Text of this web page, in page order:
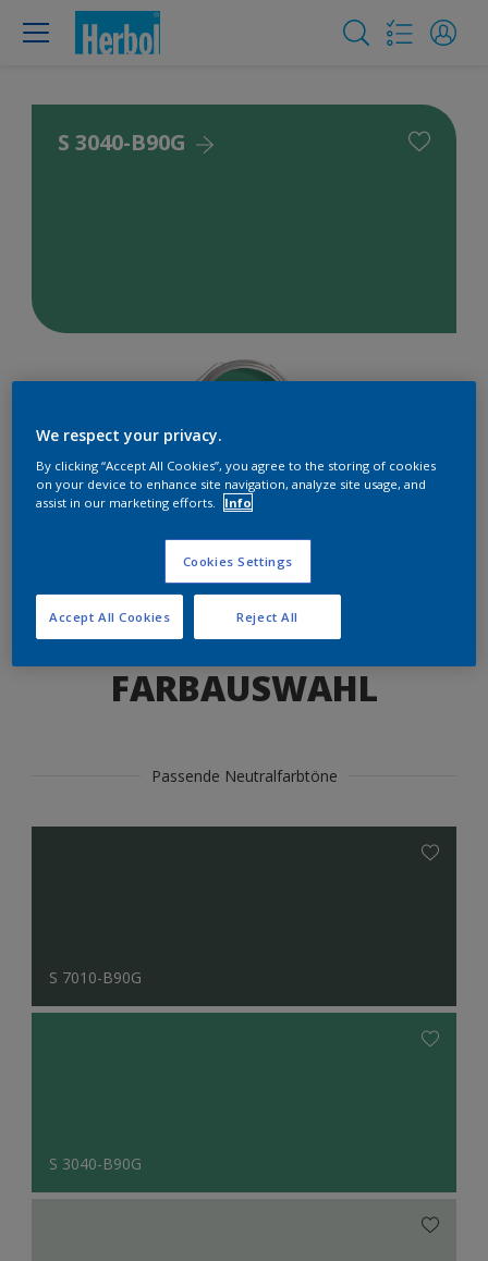
S 3040-B90G
Produkte in diesem Farbton finden
LOS GEHTS
FARBAUSWAHL
Passende Neutralfarbtöne
S 7010-B90G
S 3040-B90G
We respect your privacy.
By clicking “Accept All Cookies”, you agree to the storing of cookies
on your device to enhance site navigation, analyze site usage, and
assist in our marketing efforts.
Info
Cookies Settings
Reject All
Accept All Cookies